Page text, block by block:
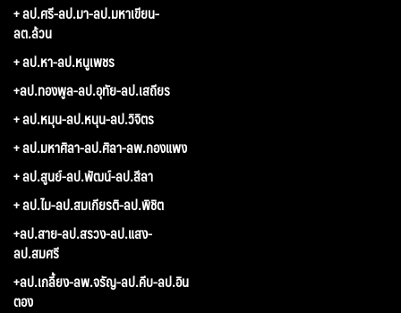
+ ลป.ศรี-ลป.มา-ลป.มหาเขียน-
ลต.ล้วน
+ ลป.หา-ลป.หนูเพชร
+ลป.ทองพูล-ลป.อุทัย-ลป.เสถียร
+ ลป.หมุน-ลป.หนุน-ลป.วิจิตร
+ ลป.มหาศิลา-ลป.ศิลา-ลพ.กองแพง
+ ลป.สูนย์-ลป.พัฒน์-ลป.สีลา
+ ลป.ไม-ลป.สมเกียรติ-ลป.พิชิต
+ลป.สาย-ลป.สรวง-ลป.แสง-
ลป.สมศรี
+ลป.เกลี้ยง-ลพ.จรัญ-ลป.คีบ-ลป.อิน
ตอง